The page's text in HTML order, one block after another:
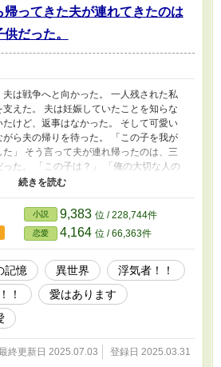
帰ってきた夫が連れてきたのは
だった。
は戦争へと向かった。 一人残された私
えた。 夫は妊娠していたことを知らな
けど、返事はなかった。 そして可愛い
ら夫の帰りを待った。 「この子を我が
」 そう言って夫が連れ帰ったのは、三
た。 「この子は？」 「俺の大切な人の
婚外子を育てろというのですか？」 私に
子供も夫の愛人の子供も、可愛いければ
器用で愛想がない夫を無視しまくって子
小説 9,383 位 / 228,744件
恋愛 4,164 位 / 66,363件
記憶 異世界
浮気者！！
！
愛はあります
終更新日 2025.07.03 登録日 2025.03.31